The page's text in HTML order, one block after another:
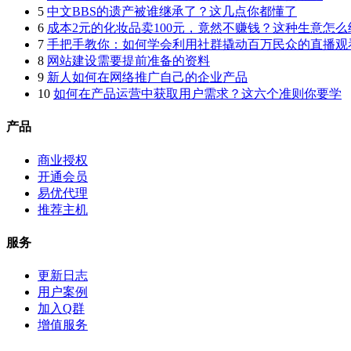
5 中文BBS的遗产被谁继承了？这几点你都懂了
6 成本2元的化妆品卖100元，竟然不赚钱？这种生意怎么
7 手把手教你：如何学会利用社群撬动百万民众的直播观
8 网站建设需要提前准备的资料
9 新人如何在网络推广自己的企业产品
10 如何在产品运营中获取用户需求？这六个准则你要学
产品
商业授权
开通会员
易优代理
推荐主机
服务
更新日志
用户案例
加入Q群
增值服务